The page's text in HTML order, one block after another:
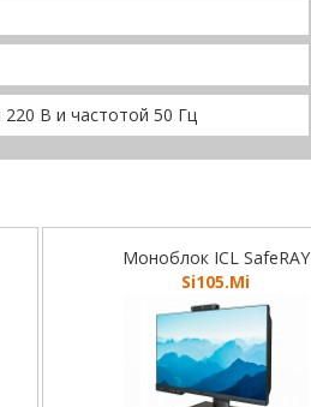
В и частотой 50 Гц
Моноблок ICL SafeRAY
Si105.Mi